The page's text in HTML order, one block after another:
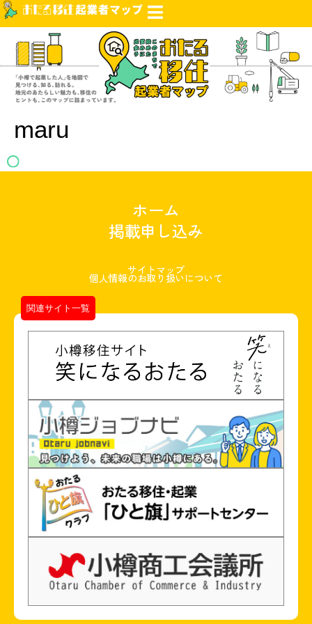
maru
ホーム
掲載申し込み
サイトマップ
個人情報のお取り扱いについて
関連サイト一覧